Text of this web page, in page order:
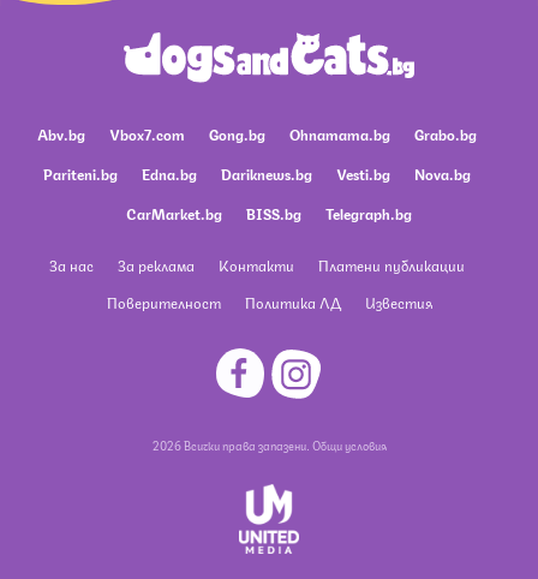
Abv.bg Vbox7.com Gong.bg Ohnamama.bg
Grabo.bg
Pariteni.bg
Edna.bg Dariknews.bg Vesti.bg
Nova.bg
CarMarket.bg
BISS.bg Telegraph.bg
За нас За реклама Контакти
Платени публикации
Поверителност
Политика ЛД Известия
2026 Всички права запазени. Общи условия